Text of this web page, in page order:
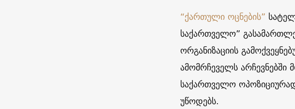
“ქართული ოცნების”
საქართველო”
ორგანიზაციის
ამომრჩეველს
საქართველო
უწოდებს.